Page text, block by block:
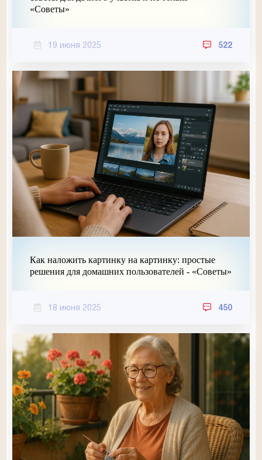
«Советы»
19 июня 2025 522
Как наложить картинку на картинку: простые
решения для домашних пользователей - «Советы»
18 июня 2025 450